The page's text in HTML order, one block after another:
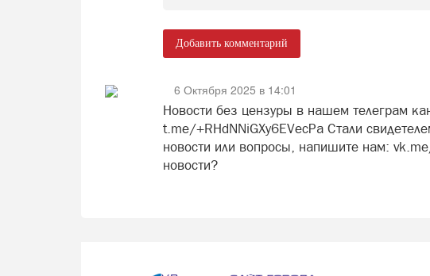
Добавить комментарий
6 Октября 2025 в 14:01
Новости без цензуры в нашем телеграм
t.me/+RHdNNiGXy6EVecPa Стали
новости или вопросы, напишите нам:
новости?